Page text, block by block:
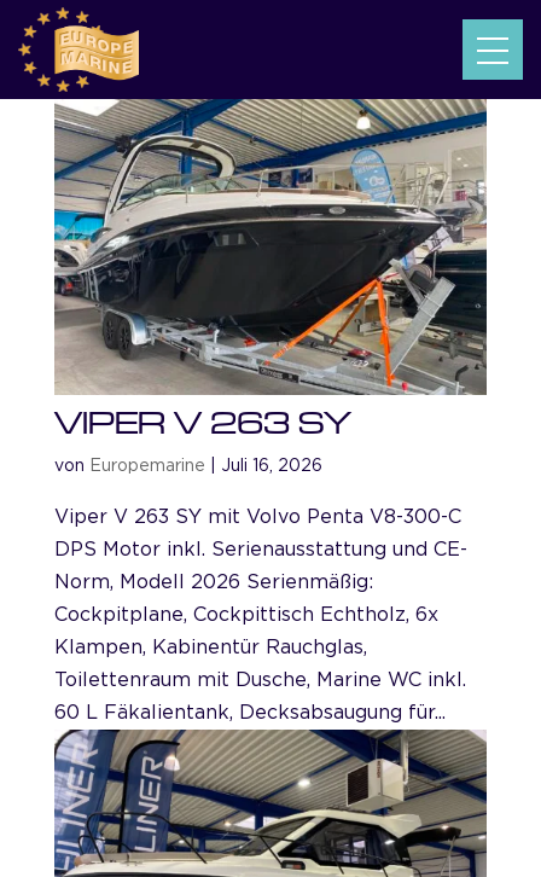
VIPER V 263 SY
von Europemarine Juli 16, 2026
Viper V 263 SY mit Volvo Penta V8-300-C
DPS Motor inkl. Serienausstattung und CE-
Norm, Modell 2026 Serienmäßig:
Cockpitplane, Cockpittisch Echtholz, 6x
Klampen, Kabinentür Rauchglas,
Toilettenraum mit Dusche, Marine WC inkl.
60 L Fäkalientank, Decksabsaugung für...